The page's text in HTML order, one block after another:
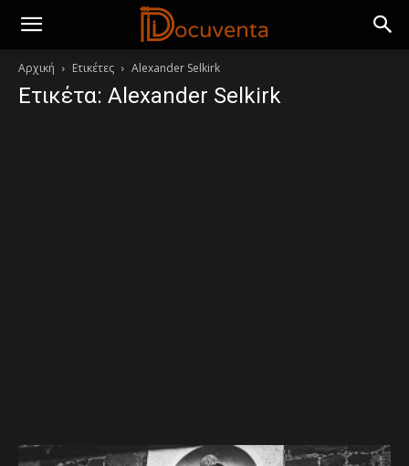
Αρχική Ετικέτες Alexander Selkirk
Ετικέτα: Alexander Selkirk